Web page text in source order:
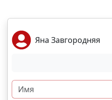
Яна Завгородняя